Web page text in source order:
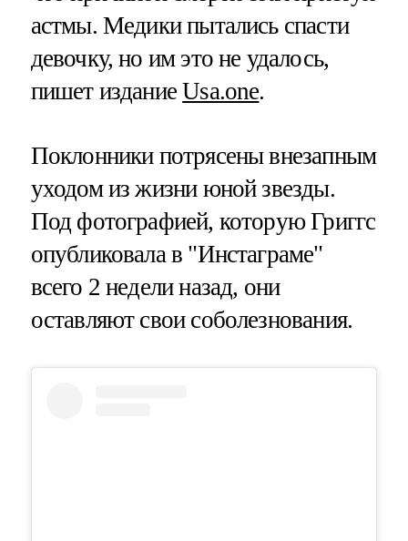
астмы. Медики пытались спасти
девочку, но им это не удалось,
пишет изданиеUsa.one.
Поклонники потрясены внезапным
уходом из жизни юной звезды.
Под фотографией, которую Григгс
опубликовала в "Инстаграме"
всего 2 недели назад, они
оставляют свои соболезнования.